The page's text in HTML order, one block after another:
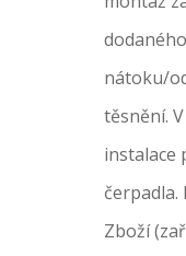
nátoku/
těsnění.
instalace
čerpadla.
Zboží